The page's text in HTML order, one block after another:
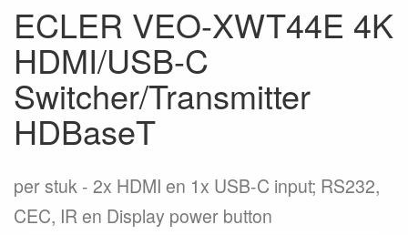
ECLER VEO-XWT44E 4K
HDMI/USB-C
Switcher/Transmitter
HDBaseT
per stuk
2x HDMI en 1x USB-C input; RS232,
CEC, IR en Display power button